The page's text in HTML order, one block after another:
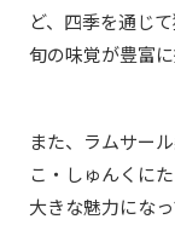
ど、四季を通じ
旬の味覚が豊富に
また、ラムサー
こ・しゅんくに
大きな魅力になっ